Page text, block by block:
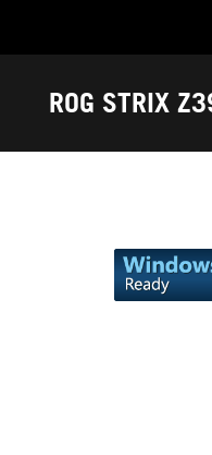
Accessibility links
ROG STRIX